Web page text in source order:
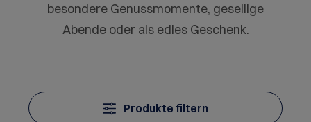
besondere Genussmomente, gesellige
Abende oder als edles Geschenk.
Produkte filtern